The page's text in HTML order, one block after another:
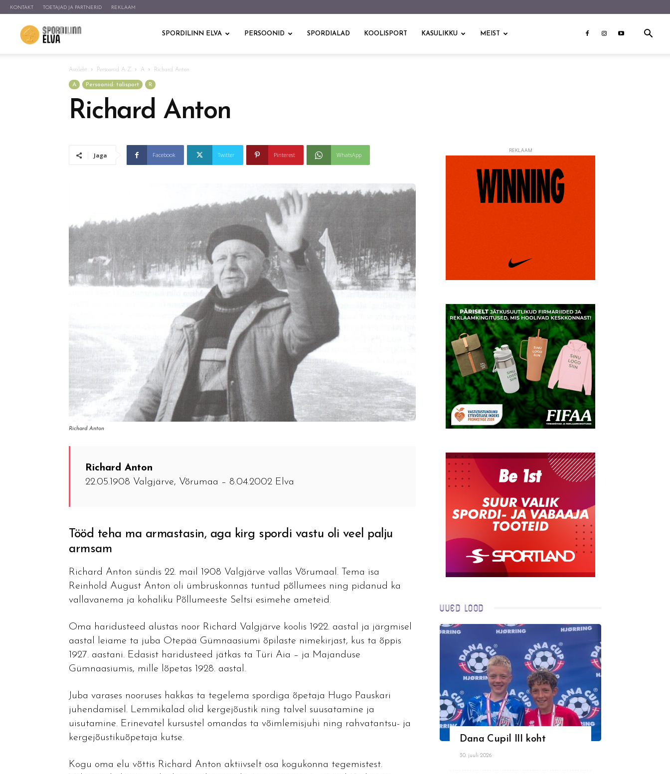
KONTAKT TOETAJAD JA PARTNERID REKLAAM
Elva SPORDILINN ELVA PERSOONID SPORDIALAD KOOLISPORT KASULIKKU MEIST
Avaleht Persoonid A-Z A Richard Anton
A Persoonid: talisport R
Richard Anton
Jaga Facebook Twitter Pinterest WhatsApp
Richard Anton
Richard Anton
22.05.1908 Valgjärve, Võrumaa – 8.04.2002 Elva
Tööd teha ma armastasin, aga kirg spordi vastu oli veel palju
armsam
Richard Anton sündis 22. mail 1908 Valgjärve vallas Võrumaal. Tema isa
Reinhold August Anton oli ümbruskonnas tuntud põllumees ning pidanud ka
vallavanema ja kohaliku Põllumeeste Seltsi esimehe ameteid.
Oma haridusteed alustas noor Richard Valgjärve koolis 1922. aastal ja järgmisel
aastal leiame ta juba Otepää Gümnaasiumi õpilaste nimekirjast, kus ta õppis
1927. aastani. Edasist haridusteed jätkas ta Türi Aia – ja Majanduse
Gümnaasiumis, mille lõpetas 1928. aastal.
Juba varases nooruses hakkas ta tegelema spordiga õpetaja Hugo Pauskari
juhendamisel. Lemmikalad olid kergejõustik ning talvel suusatamine ja
uisutamine. Erinevatel kursustel omandas ta võimlemisjuhi ning rahvatantsu- ja
kergejõustikuõpetaja kutse.
Kogu oma elu võttis Richard Anton aktiivselt osa kogukonna tegemistest.
REKLAAM
Uued lood
Dana Cupil III koht
30. juuli 2026